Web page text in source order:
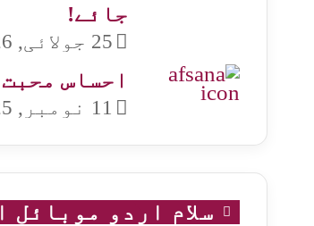
جائے!
25 جولائی, 2026
احساس محبت
11 نومبر, 2025
سلام اردو موبائل